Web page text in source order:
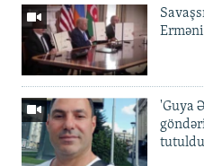
'Guya